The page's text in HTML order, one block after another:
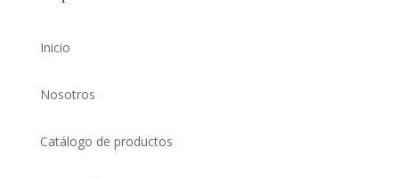
Inicio
Nosotros
Catálogo de productos